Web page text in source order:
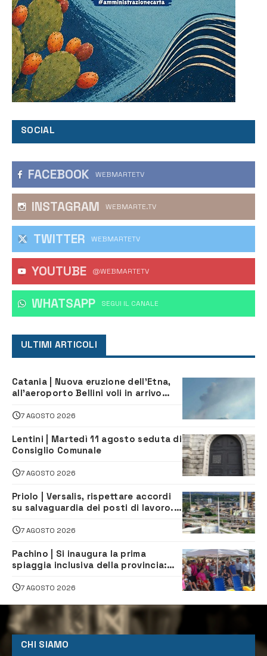
SOCIAL
FACEBOOK WEBMARTETV
INSTAGRAM WEBMARTE.TV
TWITTER WEBMARTETV
YOUTUBE @WEBMARTETV
WHATSAPP ‎SEGUI IL CANALE
ULTIMI ARTICOLI
Catania | Nuova eruzione dell’Etna,
all’aeroporto Bellini voli in arrivo
7 AGOSTO 2026
Lentini | Martedì 11 agosto seduta di
Consiglio Comunale
7 AGOSTO 2026
Priolo | Versalis, rispettare accordi
su salvaguardia dei posti di lavoro. Il
7 AGOSTO 2026
Pachino | Si inaugura la prima
spiaggia inclusiva della provincia:
tutti
7 AGOSTO 2026
CHI SIAMO